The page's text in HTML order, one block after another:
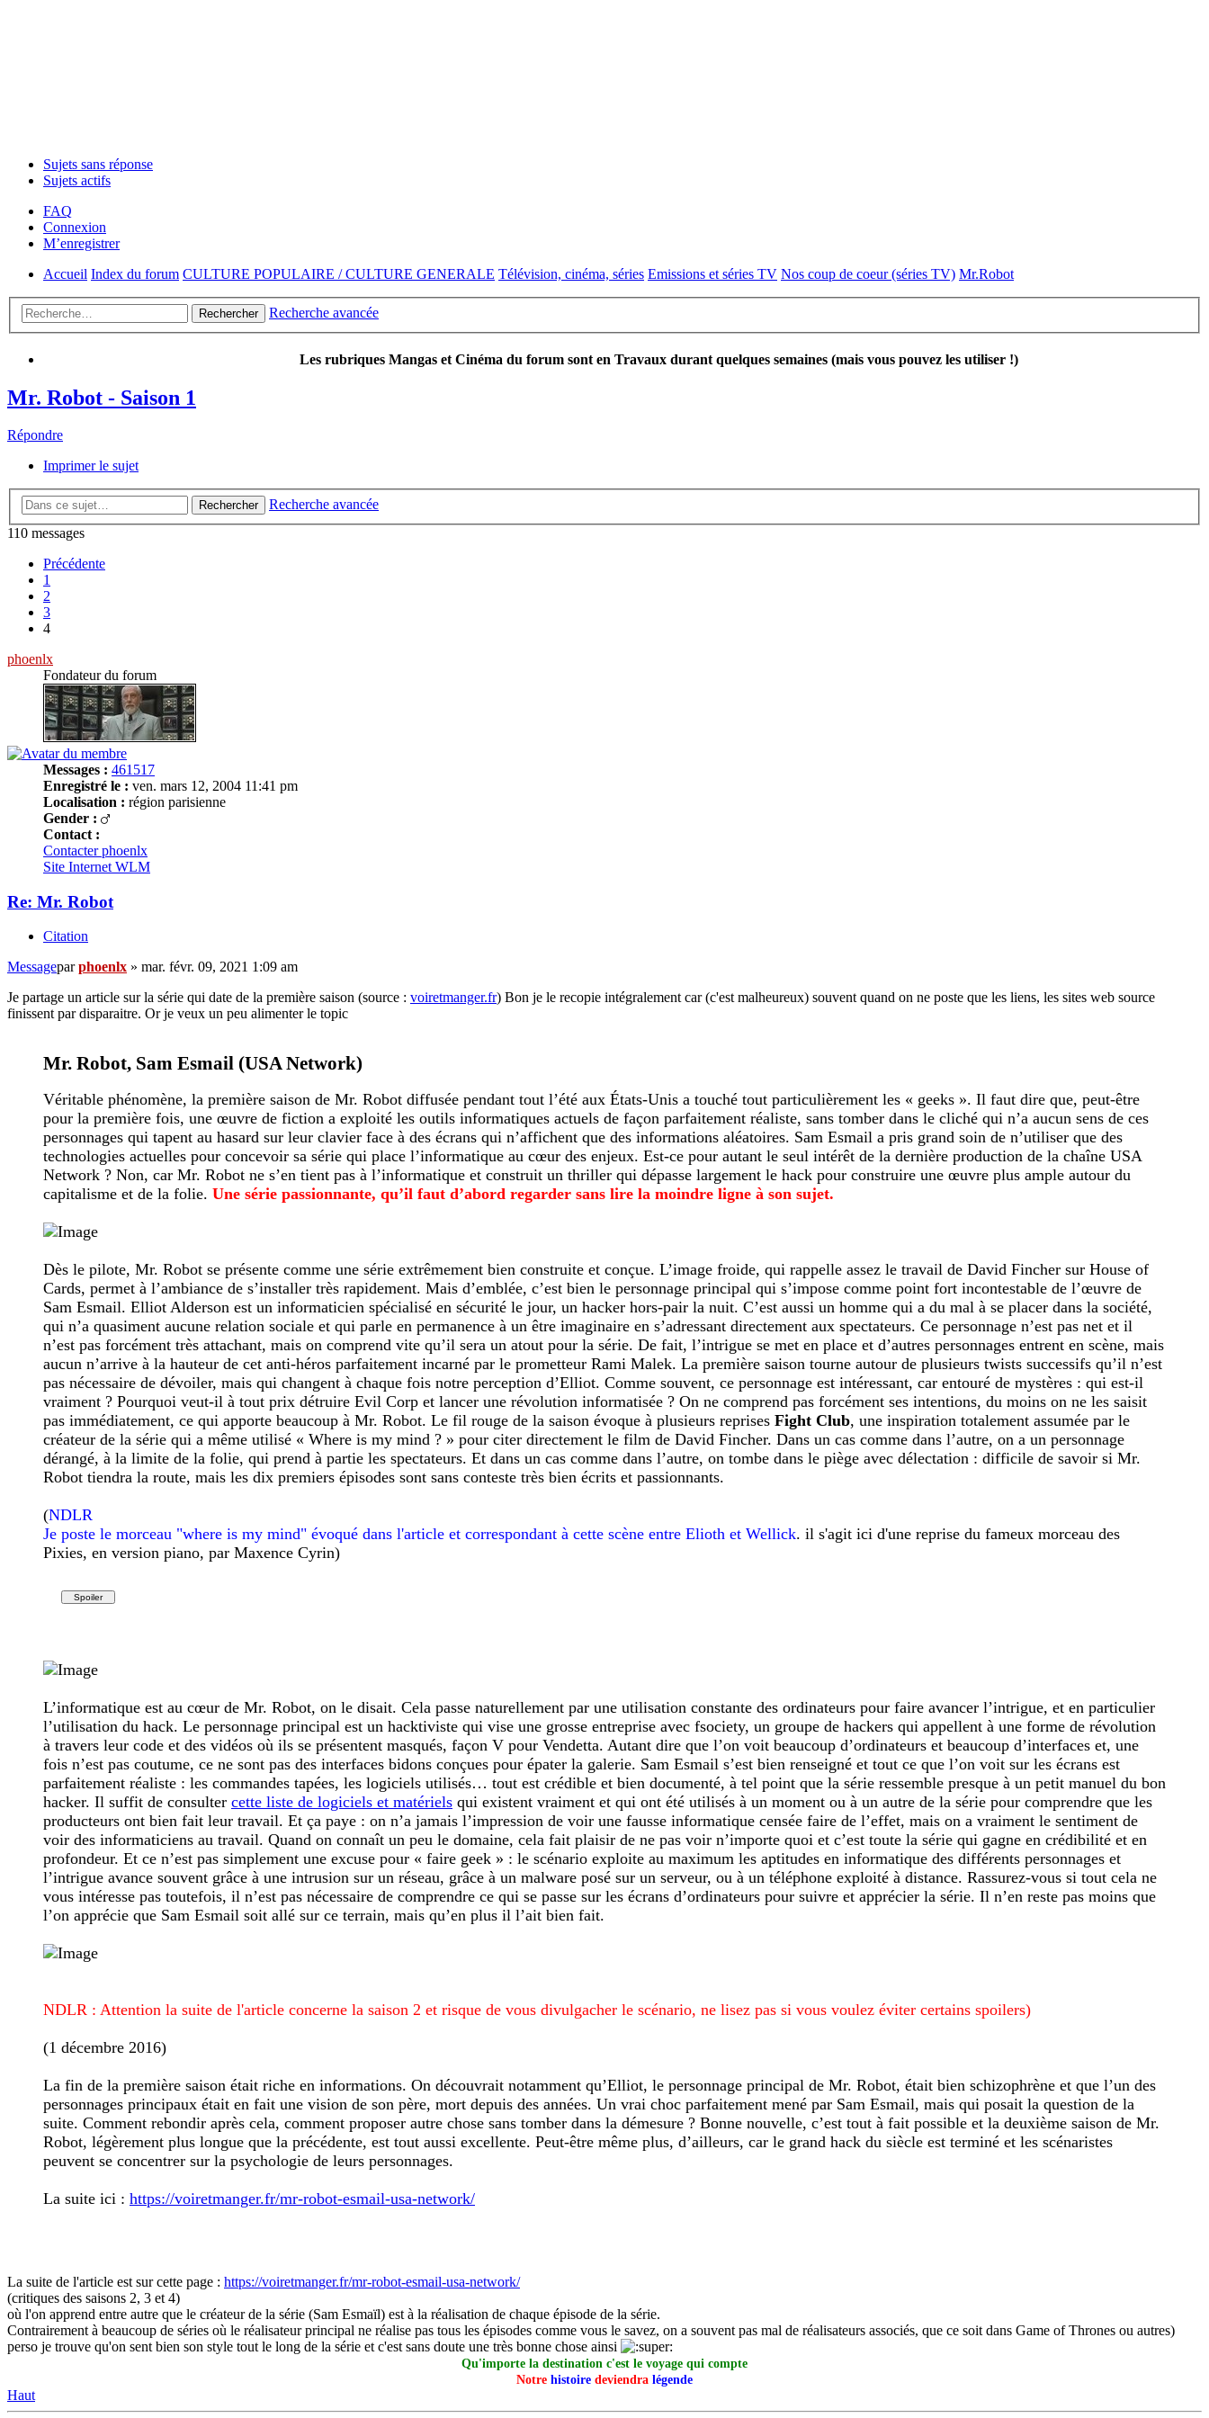
Sujets sans réponse
Sujets actifs
FAQ
Connexion
M’enregistrer
Accueil Index du forum CULTURE POPULAIRE / CULTURE GENERALE Télévision, cinéma, séries Emissions et séries TV Nos coup de coeur (séries TV) Mr.Robot
Rechercher Recherche avancée
Les rubriques Mangas et Cinéma du forum sont en Travaux durant quelques semaines (mais vous pouvez les utiliser !)
Mr. Robot - Saison 1
Répondre
Imprimer le sujet
Rechercher
Recherche avancée
110 messages
Précédente
1
2
3
4
phoenlx
Fondateur du forum
Messages : 461517
Enregistré le : ven. mars 12, 2004 11:41 pm
Localisation : région parisienne
Gender :
Contact :
Contacter phoenlx
Site Internet WLM
Re: Mr. Robot
Citation
Messageparphoenlx » mar. févr. 09, 2021 1:09 am
Je partage un article sur la série qui date de la première saison (source : voiretmanger.fr) Bon je le recopie intégralement car (c'est malheureux) souvent quand on ne poste que les liens, les sites web source
finissent par disparaitre. Or je veux un peu alimenter le topic
Mr. Robot, Sam Esmail (USA Network)
Véritable phénomène, la première saison de Mr. Robot diffusée pendant tout l’été aux États-Unis a touché tout particulièrement les « geeks ». Il faut dire que, peut-être
pour la première fois, une œuvre de fiction a exploité les outils informatiques actuels de façon parfaitement réaliste, sans tomber dans le cliché qui n’a aucun sens de ces
personnages qui tapent au hasard sur leur clavier face à des écrans qui n’affichent que des informations aléatoires. Sam Esmail a pris grand soin de n’utiliser que des
technologies actuelles pour concevoir sa série qui place l’informatique au cœur des enjeux. Est-ce pour autant le seul intérêt de la dernière production de la chaîne USA
Network ? Non, car Mr. Robot ne s’en tient pas à l’informatique et construit un thriller qui dépasse largement le hack pour construire une œuvre plus ample autour du
capitalisme et de la folie. Une série passionnante, qu’il faut d’abord regarder sans lire la moindre ligne à son sujet.
Dès le pilote, Mr. Robot se présente comme une série extrêmement bien construite et conçue. L’image froide, qui rappelle assez le travail de David Fincher sur House of
Cards, permet à l’ambiance de s’installer très rapidement. Mais d’emblée, c’est bien le personnage principal qui s’impose comme point fort incontestable de l’œuvre de
Sam Esmail. Elliot Alderson est un informaticien spécialisé en sécurité le jour, un hacker hors-pair la nuit. C’est aussi un homme qui a du mal à se placer dans la société,
qui n’a quasiment aucune relation sociale et qui parle en permanence à un être imaginaire en s’adressant directement aux spectateurs. Ce personnage n’est pas net et il
n’est pas forcément très attachant, mais on comprend vite qu’il sera un atout pour la série. De fait, l’intrigue se met en place et d’autres personnages entrent en scène, mais
aucun n’arrive à la hauteur de cet anti-héros parfaitement incarné par le prometteur Rami Malek. La première saison tourne autour de plusieurs twists successifs qu’il n’est
pas nécessaire de dévoiler, mais qui changent à chaque fois notre perception d’Elliot. Comme souvent, ce personnage est intéressant, car entouré de mystères : qui est-il
vraiment ? Pourquoi veut-il à tout prix détruire Evil Corp et lancer une révolution informatisée ? On ne comprend pas forcément ses intentions, du moins on ne les saisit
pas immédiatement, ce qui apporte beaucoup à Mr. Robot. Le fil rouge de la saison évoque à plusieurs reprises Fight Club, une inspiration totalement assumée par le
créateur de la série qui a même utilisé « Where is my mind ? » pour citer directement le film de David Fincher. Dans un cas comme dans l’autre, on a un personnage
dérangé, à la limite de la folie, qui prend à partie les spectateurs. Et dans un cas comme dans l’autre, on tombe dans le piège avec délectation : difficile de savoir si Mr.
Robot tiendra la route, mais les dix premiers épisodes sont sans conteste très bien écrits et passionnants.
(NDLR
Je poste le morceau "where is my mind" évoqué dans l'article et correspondant à cette scène entre Elioth et Wellick. il s'agit ici d'une reprise du fameux morceau des
Pixies, en version piano, par Maxence Cyrin)
L’informatique est au cœur de Mr. Robot, on le disait. Cela passe naturellement par une utilisation constante des ordinateurs pour faire avancer l’intrigue, et en particulier
l’utilisation du hack. Le personnage principal est un hacktiviste qui vise une grosse entreprise avec fsociety, un groupe de hackers qui appellent à une forme de révolution
à travers leur code et des vidéos où ils se présentent masqués, façon V pour Vendetta. Autant dire que l’on voit beaucoup d’ordinateurs et beaucoup d’interfaces et, une
fois n’est pas coutume, ce ne sont pas des interfaces bidons conçues pour épater la galerie. Sam Esmail s’est bien renseigné et tout ce que l’on voit sur les écrans est
parfaitement réaliste : les commandes tapées, les logiciels utilisés… tout est crédible et bien documenté, à tel point que la série ressemble presque à un petit manuel du bon
hacker. Il suffit de consulter cette liste de logiciels et matériels qui existent vraiment et qui ont été utilisés à un moment ou à un autre de la série pour comprendre que les
producteurs ont bien fait leur travail. Et ça paye : on n’a jamais l’impression de voir une fausse informatique censée faire de l’effet, mais on a vraiment le sentiment de
voir des informaticiens au travail. Quand on connaît un peu le domaine, cela fait plaisir de ne pas voir n’importe quoi et c’est toute la série qui gagne en crédibilité et en
profondeur. Et ce n’est pas simplement une excuse pour « faire geek » : le scénario exploite au maximum les aptitudes en informatique des différents personnages et
l’intrigue avance souvent grâce à une intrusion sur un réseau, grâce à un malware posé sur un serveur, ou à un téléphone exploité à distance. Rassurez-vous si tout cela ne
vous intéresse pas toutefois, il n’est pas nécessaire de comprendre ce qui se passe sur les écrans d’ordinateurs pour suivre et apprécier la série. Il n’en reste pas moins que
l’on apprécie que Sam Esmail soit allé sur ce terrain, mais qu’en plus il l’ait bien fait.
NDLR : Attention la suite de l'article concerne la saison 2 et risque de vous divulgacher le scénario, ne lisez pas si vous voulez éviter certains spoilers)
(1 décembre 2016)
La fin de la première saison était riche en informations. On découvrait notamment qu’Elliot, le personnage principal de Mr. Robot, était bien schizophrène et que l’un des
personnages principaux était en fait une vision de son père, mort depuis des années. Un vrai choc parfaitement mené par Sam Esmail, mais qui posait la question de la
suite. Comment rebondir après cela, comment proposer autre chose sans tomber dans la démesure ? Bonne nouvelle, c’est tout à fait possible et la deuxième saison de Mr.
Robot, légèrement plus longue que la précédente, est tout aussi excellente. Peut-être même plus, d’ailleurs, car le grand hack du siècle est terminé et les scénaristes
peuvent se concentrer sur la psychologie de leurs personnages.
La suite ici : https://voiretmanger.fr/mr-robot-esmail-usa-network/
La suite de l'article est sur cette page : https://voiretmanger.fr/mr-robot-esmail-usa-network/
(critiques des saisons 2, 3 et 4)
où l'on apprend entre autre que le créateur de la série (Sam Esmaïl) est à la réalisation de chaque épisode de la série.
Contrairement à beaucoup de séries où le réalisateur principal ne réalise pas tous les épisodes comme vous le savez, on a souvent pas mal de réalisateurs associés, que ce soit dans Game of Thrones ou autres)
perso je trouve qu'on sent bien son style tout le long de la série et c'est sans doute une très bonne chose ainsi
Qu'importe la destination c'est le voyage qui compte
Notre histoire deviendra légende
Haut